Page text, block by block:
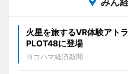
火星を旅するVR体験アト
PLOT48に登場
ヨコハマ経済新聞